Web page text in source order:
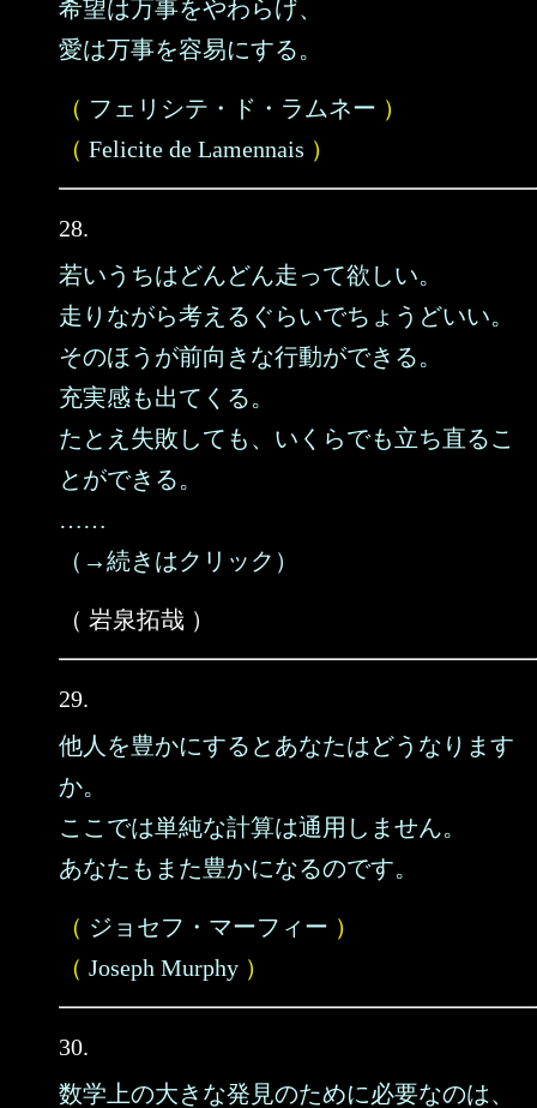
希望は万事をやわらげ、
愛は万事を容易にする。
（ フェリシテ・ド・ラムネー ）
（ Felicite de Lamennais ）
28.
若いうちはどんどん走って欲しい。
走りながら考えるぐらいでちょうどいい。
そのほうが前向きな行動ができる。
充実感も出てくる。
たとえ失敗しても、いくらでも立ち直るこ
とができる。
……
（→続きはクリック）
（ 岩泉拓哉 ）
29.
他人を豊かにするとあなたはどうなります
か。
ここでは単純な計算は通用しません。
あなたもまた豊かになるのです。
（ ジョセフ・マーフィー ）
（ Joseph Murphy ）
30.
数学上の大きな発見のために必要なのは、